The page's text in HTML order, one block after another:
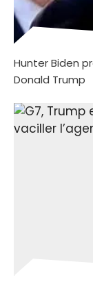
Hunter Biden
Donald Trump